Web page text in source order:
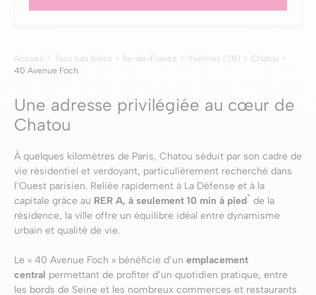
Accueil Tous nos biens Île-de-France Yvelines (78)
Chatou
40 Avenue Foch
Une adresse privilégiée au cœur de
Chatou
À quelques kilomètres de Paris, Chatou séduit par son cadre de
vie résidentiel et verdoyant, particulièrement recherché dans
l’Ouest parisien. Reliée rapidement à La Défense et à la
capitale grâce au RER A, à seulement 10 min à pied* de la
résidence, la ville offre un équilibre idéal entre dynamisme
urbain et qualité de vie.
Le « 40 Avenue Foch » bénéficie d’un emplacement
central permettant de profiter d’un quotidien pratique, entre
les bords de Seine et les nombreux commerces et restaurants